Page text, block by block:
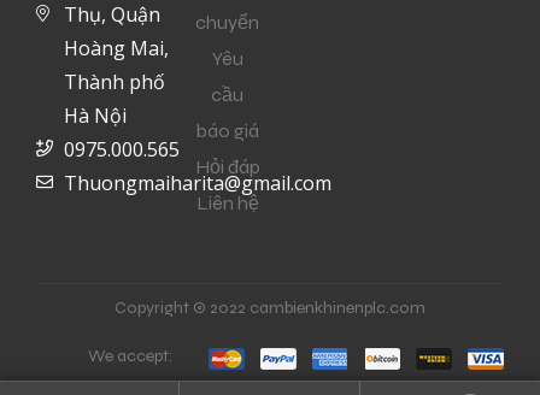
Thụ, Quận
Hoàng Mai,
Thành phố
Hà Nội
0975.000.565
Thuongmaiharita@gmail.com
chuyển
Yêu
cầu
báo giá
Hỏi đáp
Liên hệ
Copyright © 2022 cambienkhinenplc.com
We accept: